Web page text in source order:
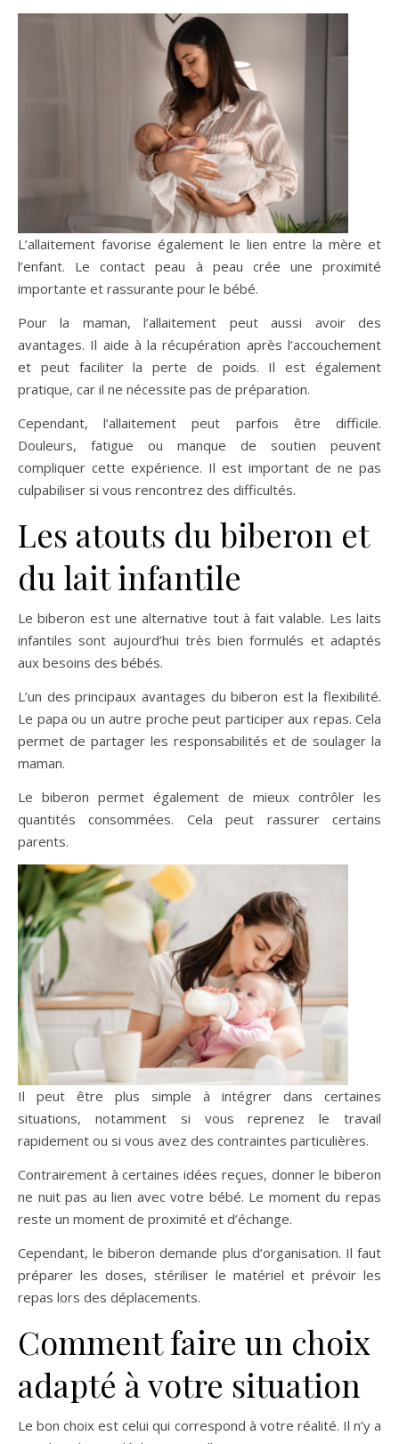
L’allaitement favorise également le lien entre la mère et
l’enfant. Le contact peau à peau crée une proximité
importante et rassurante pour le bébé.
Pour la maman, l’allaitement peut aussi avoir des
avantages. Il aide à la récupération après l’accouchement
et peut faciliter la perte de poids. Il est également
pratique, car il ne nécessite pas de préparation.
Cependant, l’allaitement peut parfois être difficile.
Douleurs, fatigue ou manque de soutien peuvent
compliquer cette expérience. Il est important de ne pas
culpabiliser si vous rencontrez des difficultés.
Les atouts du biberon et
du lait infantile
Le biberon est une alternative tout à fait valable. Les laits
infantiles sont aujourd’hui très bien formulés et adaptés
aux besoins des bébés.
L’un des principaux avantages du biberon est la flexibilité.
Le papa ou un autre proche peut participer aux repas. Cela
permet de partager les responsabilités et de soulager la
maman.
Le biberon permet également de mieux contrôler les
quantités consommées. Cela peut rassurer certains
parents.
Il peut être plus simple à intégrer dans certaines
situations, notamment si vous reprenez le travail
rapidement ou si vous avez des contraintes particulières.
Contrairement à certaines idées reçues, donner le biberon
ne nuit pas au lien avec votre bébé. Le moment du repas
reste un moment de proximité et d’échange.
Cependant, le biberon demande plus d’organisation. Il faut
préparer les doses, stériliser le matériel et prévoir les
repas lors des déplacements.
Comment faire un choix
adapté à votre situation
Le bon choix est celui qui correspond à votre réalité. Il n’y a